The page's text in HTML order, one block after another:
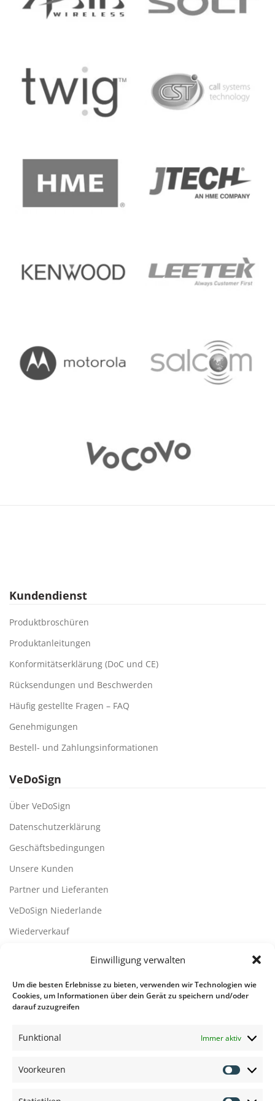
Einwilligung verwalten
Um die besten Erlebnisse zu bieten, verwenden wir Technologien wie
Cookies, um Informationen über dein Gerät zu speichern und/oder
darauf zuzugreifen
Funktional Immer aktiv
Voorkeuren
Kundendienst
Produktbroschüren
Produktanleitungen
Konformitätserklärung (DoC und CE)
Rücksendungen und Beschwerden
Häufig gestellte Fragen – FAQ
Genehmigungen
Bestell- und Zahlungsinformationen
VeDoSign
Über VeDoSign
Datenschutzerklärung
Geschäftsbedingungen
Unsere Kunden
Partner und Lieferanten
VeDoSign Niederlande
Wiederverkauf
Kontaktdetails
Übersicht der Rufsysteme